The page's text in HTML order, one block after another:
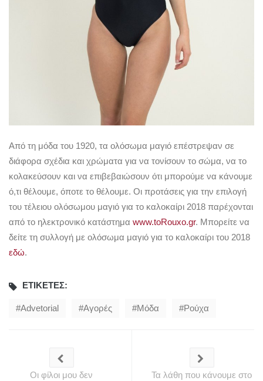
Από τη μόδα του 1920, τα ολόσωμα μαγιό επέστρεψαν σε
διάφορα σχέδια και χρώματα για να τονίσουν το σώμα, να το
κολακεύσουν και να επιβεβαιώσουν ότι μπορούμε να κάνουμε
ό,τι θέλουμε, όποτε το θέλουμε. Οι προτάσεις για την επιλογή
του τέλειου ολόσωμου μαγιό για το καλοκαίρι 2018 παρέχονται
από το ηλεκτρονικό κατάστημα www.toRouxo.gr. Μπορείτε να
δείτε τη συλλογή με ολόσωμα μαγιό για το καλοκαίρι του 2018
εδώ.
ΕΤΙΚΈΤΕΣ:
Advetorial Αγορές Μόδα Ρούχα
Οι φίλοι μου δεν
Τα λάθη που κάνουμε στο